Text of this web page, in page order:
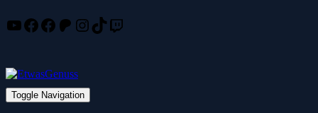
Skip
YouTube
Facebook
Facebook
Patreon
Instagram
TikTok
Twitch
Toggle Navigation